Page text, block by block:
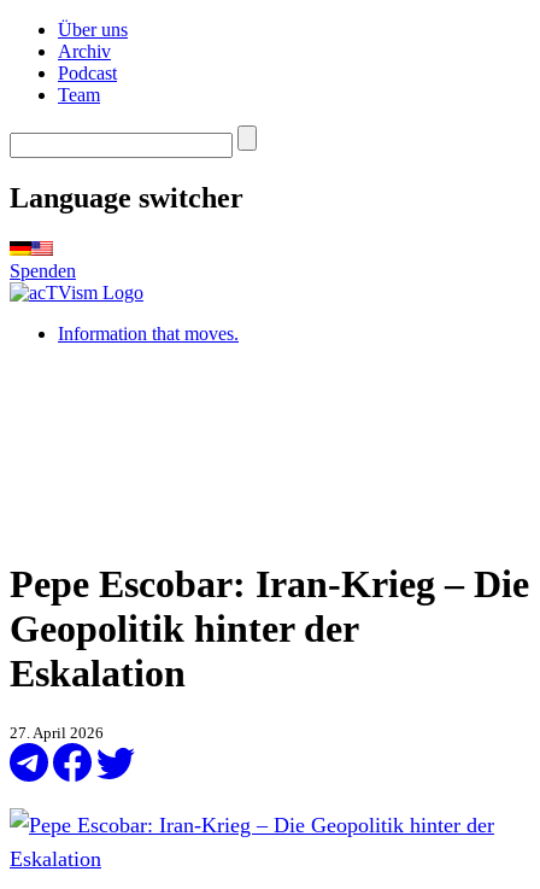
Über uns
Archiv
Podcast
Team
Language switcher
Spenden
Information that moves.
Pepe Escobar: Iran-Krieg – Die
Geopolitik hinter der
Eskalation
27. April 2026